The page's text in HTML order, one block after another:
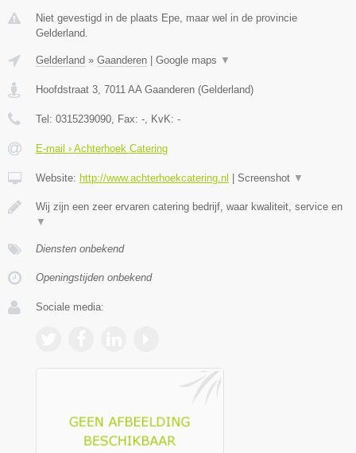
Niet gevestigd in de plaats Epe, maar wel in de provincie
Gelderland.
Gelderland » Gaanderen Google maps ▼
Hoofdstraat 3, 7011 AA Gaanderen (Gelderland)
Tel: 0315239090, Fax: -, KvK: -
E-mail › Achterhoek Catering
Website: http://www.achterhoekcatering.nl Screenshot ▼
Wij zijn een zeer ervaren catering bedrijf, waar kwaliteit, service en
▼
Diensten onbekend
Openingstijden onbekend
Sociale media: